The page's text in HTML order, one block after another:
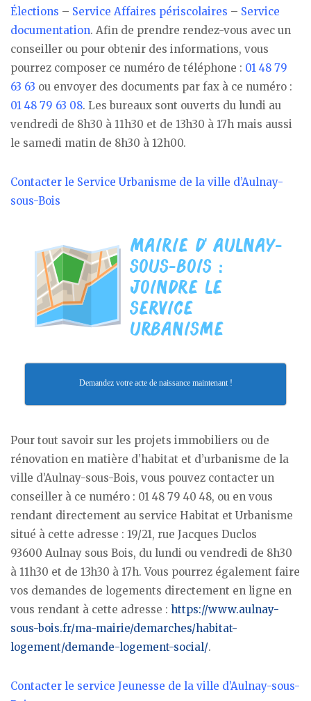
Élections – Service Affaires périscolaires – Service
documentation. Afin de prendre rendez-vous avec un
conseiller ou pour obtenir des informations, vous
pourrez composer ce numéro de téléphone : 01 48 79
63 63 ou envoyer des documents par fax à ce numéro :
01 48 79 63 08. Les bureaux sont ouverts du lundi au
vendredi de 8h30 à 11h30 et de 13h30 à 17h mais aussi
le samedi matin de 8h30 à 12h00.
Contacter le Service Urbanisme de la ville d’Aulnay-
sous-Bois
Demandez votre acte de naissance maintenant !
Pour tout savoir sur les projets immobiliers ou de
rénovation en matière d’habitat et d’urbanisme de la
ville d’Aulnay-sous-Bois, vous pouvez contacter un
conseiller à ce numéro : 01 48 79 40 48, ou en vous
rendant directement au service Habitat et Urbanisme
situé à cette adresse : 19/21, rue Jacques Duclos
93600 Aulnay sous Bois, du lundi ou vendredi de 8h30
à 11h30 et de 13h30 à 17h. Vous pourrez également faire
vos demandes de logements directement en ligne en
vous rendant à cette adresse : https://www.aulnay-
sous-bois.fr/ma-mairie/demarches/habitat-
logement/demande-logement-social/.
Contacter le service Jeunesse de la ville d’Aulnay-sous-